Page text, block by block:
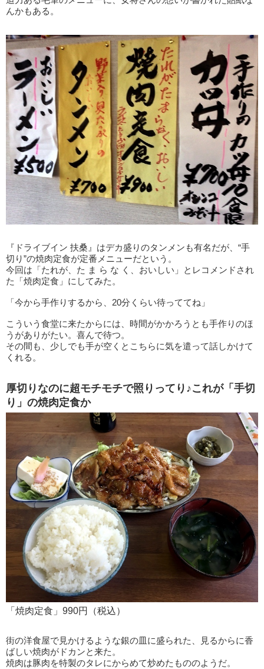
んかもある。
『ドライブイン 扶桑』はデカ盛りのタンメンも有名だが、“手
切り”の焼肉定食が定番メニューだという。
今回は「たれが、た ま ら な く、おいしい」とレコメンドされ
た「焼肉定食」にしてみた。
「今から手作りするから、20分くらい待っててね」
こういう食堂に来たからには、時間がかかろうとも手作りのほ
うがありがたい。喜んで待つ。
その間も、少しでも手が空くとこちらに気を遣って話しかけて
くれる。
厚切りなのに超モチモチで照りってり♪これが「手切
り」の焼肉定食か
「焼肉定食」990円（税込）
街の洋食屋で見かけるような銀の皿に盛られた、見るからに香
ばしい焼肉がドカンと来た。
焼肉は豚肉を特製のタレにからめて炒めたもののようだ。